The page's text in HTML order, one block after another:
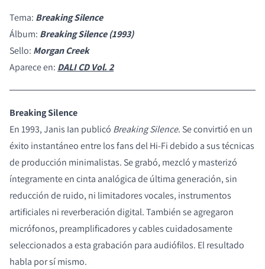
Tema: Breaking Silence
Álbum: Breaking Silence (1993)
Sello: Morgan Creek
Aparece en: DALI CD Vol. 2
Breaking Silence
En 1993, Janis Ian publicó Breaking Silence. Se convirtió en un
éxito instantáneo entre los fans del Hi-Fi debido a sus técnicas
de producción minimalistas. Se grabó, mezcló y masterizó
íntegramente en cinta analógica de última generación, sin
reducción de ruido, ni limitadores vocales, instrumentos
artificiales ni reverberación digital. También se agregaron
micrófonos, preamplificadores y cables cuidadosamente
seleccionados a esta grabación para audiófilos. El resultado
habla por sí mismo.